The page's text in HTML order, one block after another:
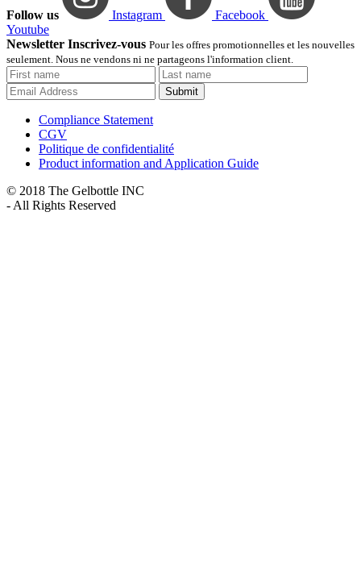
Follow us Instagram
Facebook
Youtube
Newsletter Inscrivez-vous Pour les offres promotionnelles et les nouvelles
seulement. Nous ne vendons ni ne partageons l'information client.
Submit
Compliance Statement
CGV
Politique de confidentialité
Product information and Application Guide
© 2018 The Gelbottle INC
- All Rights Reserved